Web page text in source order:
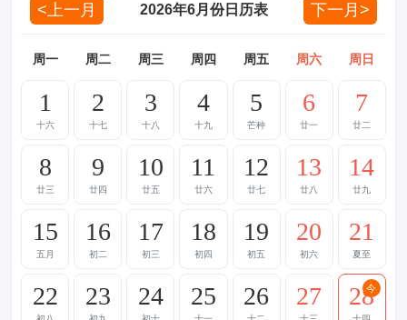
<上一月 2026年6月份日历表 下一月>
周一 周二 周三 周四 周五 周六 周日
1
十六
2
十七
3
十八
4
十九
5
芒种
6
廿一
7
廿二
8
廿三
9
廿四
10
廿五
11
廿六
12
廿七
13
廿八
14
廿九
15
五月
16
初二
17
初三
18
初四
19
初五
20
初六
21
夏至
22 23 24 25 26 27 28
今